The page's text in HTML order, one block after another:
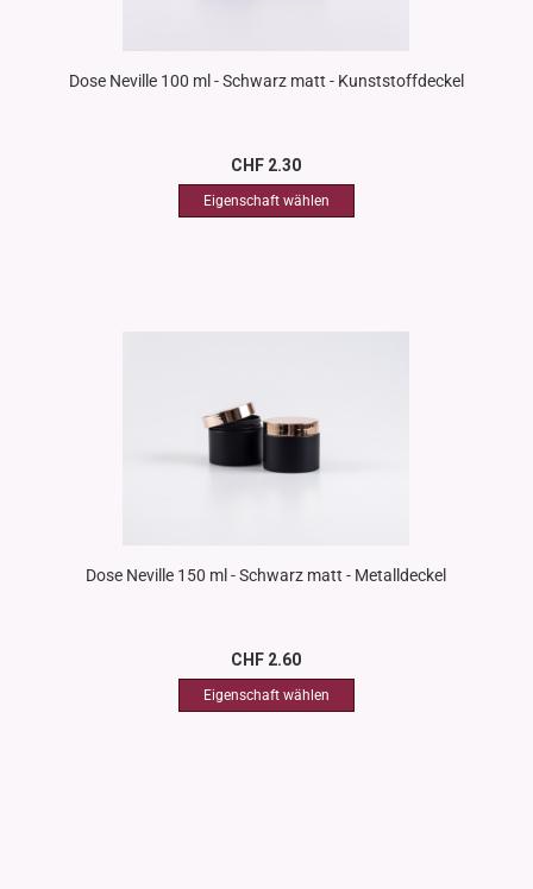
Dose Neville 100 ml - Schwarz matt - Kunststoffdeckel
CHF 2.30
Dose Neville 150 ml - Schwarz matt - Metalldeckel
CHF 2.60